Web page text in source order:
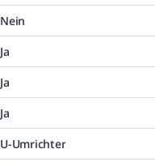
Nein
Ja
Ja
Ja
U-Umrichter